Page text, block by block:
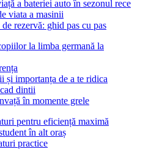
a bateriei auto în sezonul rece
viata a masinii
rezervă: ghid pas cu pas
la limba germană la
și importanța de a te ridica
dintii
în momente grele
pentru eficiență maximă
în alt oraș
practice